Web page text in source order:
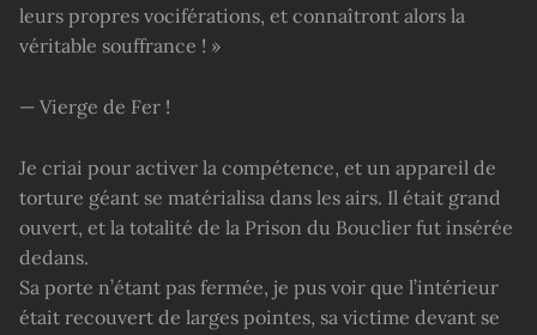
leurs propres vociférations, et connaîtront alors la
véritable souffrance ! »
— Vierge de Fer !
Je criai pour activer la compétence, et un appareil de
torture géant se matérialisa dans les airs. Il était grand
ouvert, et la totalité de la Prison du Bouclier fut insérée
dedans.
Sa porte n’étant pas fermée, je pus voir que l’intérieur
était recouvert de larges pointes, sa victime devant se